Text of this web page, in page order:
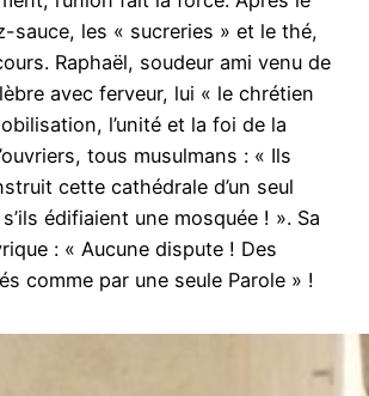
sauce, les « sucreries » et le thé,
Raphaël, soudeur ami venu de
avec ferveur, lui « le chrétien
l’unité et la foi de la
tous musulmans : « Ils
cette cathédrale d’un seul
édifiaient une mosquée ! ». Sa
: « Aucune dispute ! Des
comme par une seule Parole » !